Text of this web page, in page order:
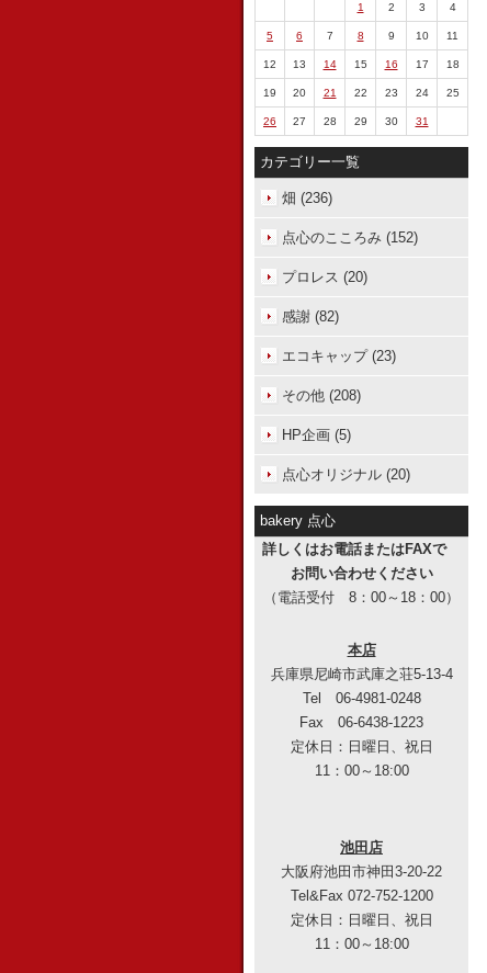
1 2 3 4
5 6 7 8 9 10 11
12 13 14 15 16 17 18
19 20 21 22 23 24 25
26 27 28 29 30 31
カテゴリー一覧
畑 (236)
点心のこころみ (152)
プロレス (20)
感謝 (82)
エコキャップ (23)
その他 (208)
HP企画 (5)
点心オリジナル (20)
bakery 点心
詳しくはお電話またはFAXで
お問い合わせください
（電話受付 8：00～18：00）
本店
兵庫県尼崎市武庫之荘5-13-4
Tel 06-4981-0248
Fax 06-6438-1223
定休日：日曜日、祝日
11：00～18:00
池田店
大阪府池田市神田3-20-22
Tel&Fax 072-752-1200
定休日：日曜日、祝日
11：00～18:00